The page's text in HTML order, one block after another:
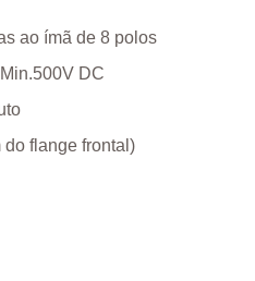
ao ímã de 8 polos
DC
do flange frontal)